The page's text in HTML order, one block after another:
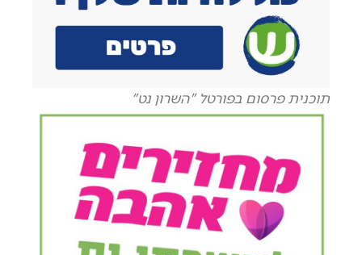
תוכנית פרסום בפורטל "השרון נט"